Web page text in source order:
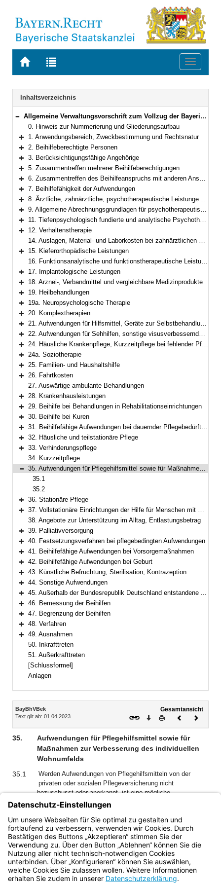
Zur
BAYERN.RECHT
Zur
letzten
Suche
Toggle
Navigation
Inhaltsverzeichnis
Bereich reduzieren
Allgemeine Verwaltungsvorschrift zum Vollzug der Bayerischen Beihilfeverordnung
0. Hinweis zur Nummerierung und Gliederungsaufbau
Bereich erweitern
1. Anwendungsbereich, Zweckbestimmung und Rechtsnatur
Bereich erweitern
2. Beihilfeberechtigte Personen
Bereich erweitern
3. Berücksichtigungsfähige Angehörige
Bereich erweitern
5. Zusammentreffen mehrerer Beihilfeberechtigungen
Bereich erweitern
6. Zusammentreffen des Beihilfeanspruchs mit anderen Ansprüchen
Bereich erweitern
7. Beihilfefähigkeit der Aufwendungen
Bereich erweitern
8. Ärztliche, zahnärztliche, psychotherapeutische Leistungen und Heilpraktikerleistungen
Bereich erweitern
9. Allgemeine Abrechnungsgrundlagen für psychotherapeutische Leistungen
Bereich erweitern
11. Tiefenpsychologisch fundierte und analytische Psychotherapie
Bereich erweitern
12. Verhaltenstherapie
14. Auslagen, Material- und Laborkosten bei zahnärztlichen Leistungen
Bereich erweitern
15. Kieferorthopädische Leistungen
16. Funktionsanalytische und funktionstherapeutische Leistungen
Bereich erweitern
17. Implantologische Leistungen
Bereich erweitern
18. Arznei-, Verbandmittel und vergleichbare Medizinprodukte
Bereich erweitern
19. Heilbehandlungen
Bereich erweitern
19a. Neuropsychologische Therapie
Bereich erweitern
20. Komplextherapien
Bereich erweitern
21. Aufwendungen für Hilfsmittel, Geräte zur Selbstbehandlung und Selbstkontrolle sowie für Körperersatzstücke
Bereich erweitern
22. Aufwendungen für Sehhilfen, sonstige visusverbessernde Maßnahmen
Bereich erweitern
24. Häusliche Krankenpflege, Kurzzeitpflege bei fehlender Pflegebedürftigkeit
Bereich erweitern
24a. Soziotherapie
Bereich erweitern
25. Familien- und Haushaltshilfe
Bereich erweitern
26. Fahrtkosten
27. Auswärtige ambulante Behandlungen
Bereich erweitern
28. Krankenhausleistungen
Bereich erweitern
29. Beihilfe bei Behandlungen in Rehabilitationseinrichtungen
Bereich erweitern
30. Beihilfe bei Kuren
Bereich erweitern
31. Beihilfefähige Aufwendungen bei dauernder Pflegebedürftigkeit
Bereich erweitern
32. Häusliche und teilstationäre Pflege
Bereich erweitern
33. Verhinderungspflege
34. Kurzzeitpflege
Bereich reduzieren
35. Aufwendungen für Pflegehilfsmittel sowie für Maßnahmen zur Verbesserung des individuellen Wohnumfelds
35.1
35.2
Bereich erweitern
36. Stationäre Pflege
Bereich erweitern
37. Vollstationäre Einrichtungen der Hilfe für Menschen mit Behinderung
38. Angebote zur Unterstützung im Alltag, Entlastungsbetrag
Bereich erweitern
39. Palliativversorgung
Bereich erweitern
40. Festsetzungsverfahren bei pflegebedingten Aufwendungen
Bereich erweitern
41. Beihilfefähige Aufwendungen bei Vorsorgemaßnahmen
Bereich erweitern
42. Beihilfefähige Aufwendungen bei Geburt
Bereich erweitern
43. Künstliche Befruchtung, Sterilisation, Kontrazeption
Bereich erweitern
44. Sonstige Aufwendungen
Bereich erweitern
45. Außerhalb der Bundesrepublik Deutschland entstandene Aufwendungen
Bereich erweitern
46. Bemessung der Beihilfen
Bereich erweitern
47. Begrenzung der Beihilfen
Bereich erweitern
48. Verfahren
Bereich erweitern
49. Ausnahmen
50. Inkrafttreten
51. Außerkrafttreten
[Schlussformel]
Anlagen
Inhalt
BayBhVBek
Text gilt ab: 01.04.2023
Gesamtansicht
Download
DruckenVorheriges
35.
Aufwendungen für Pflegehilfsmittel sowie für
Maßnahmen zur Verbesserung des individuellen
Wohnumfelds
35.1
Werden Aufwendungen von Pflegehilfsmitteln von der
privaten oder sozialen Pflegeversicherung nicht
bezuschusst oder anerkannt, ist eine mögliche
Beihilfefähigkeit der Aufwendungen nach § 21 zu prüfen.
35.2
Aufwendungen für Inkontinenzartikel sind im Rahmen des §
21 beihilfefähig.
Bayern.de
BayernPortal